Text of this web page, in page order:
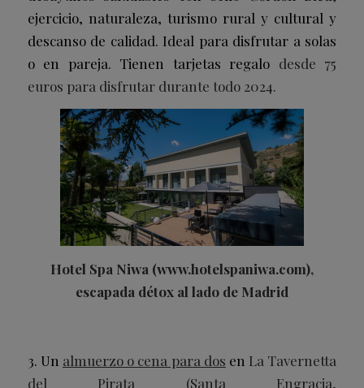
ejercicio, naturaleza, turismo rural y cultural y
descanso de calidad. Ideal para disfrutar a solas
o en pareja. Tienen tarjetas regalo desde 75
euros para disfrutar durante todo 2024.
Hotel Spa Niwa (www.hotelspaniwa.com),
escapada détox al lado de Madrid
3. Un almuerzo o cena para dos en La Tavernetta
del Pirata (Santa Engracia,